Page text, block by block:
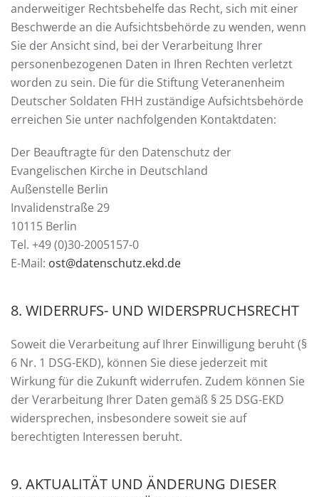
anderweitiger Rechtsbehelfe das Recht, sich mit einer
Beschwerde an die Aufsichtsbehörde zu wenden, wenn
Sie der Ansicht sind, bei der Verarbeitung Ihrer
personenbezogenen Daten in Ihren Rechten verletzt
worden zu sein. Die für die Stiftung Veteranenheim
Deutscher Soldaten FHH zuständige Aufsichtsbehörde
erreichen Sie unter nachfolgenden Kontaktdaten:
Der Beauftragte für den Datenschutz der
Evangelischen Kirche in Deutschland
Außenstelle Berlin
Invalidenstraße 29
10115 Berlin
Tel. +49 (0)30-2005157-0
E-Mail: ost@datenschutz.ekd.de
8. WIDERRUFS- UND WIDERSPRUCHSRECHT
Soweit die Verarbeitung auf Ihrer Einwilligung beruht (§
6 Nr. 1 DSG-EKD), können Sie diese jederzeit mit
Wirkung für die Zukunft widerrufen. Zudem können Sie
der Verarbeitung Ihrer Daten gemäß § 25 DSG-EKD
widersprechen, insbesondere soweit sie auf
berechtigten Interessen beruht.
9. AKTUALITÄT UND ÄNDERUNG DIESER